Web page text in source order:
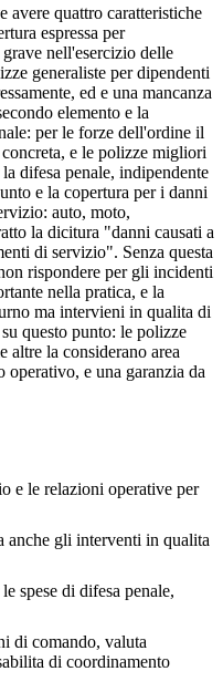
avere quattro caratteristiche
espressa per
nell'esercizio delle
generaliste per dipendenti
ed e una mancanza
elemento e la
per le forze dell'ordine il
e le polizze migliori
difesa penale, indipendente
e la copertura per i danni
auto, moto,
la dicitura "danni causati a
di servizio". Senza questa
rispondere per gli incidenti
nella pratica, e la
ma intervieni in qualita di
questo punto: le polizze
altre la considerano area
e una garanzia da
e le relazioni operative per
anche gli interventi in qualita
spese di difesa penale,
di comando, valuta
di coordinamento